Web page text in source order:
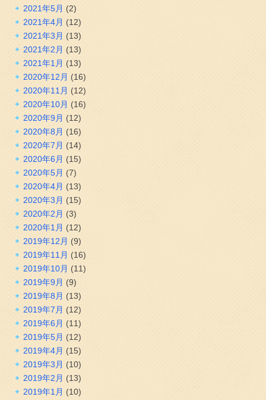
2021年5月 (2)
2021年4月 (12)
2021年3月 (13)
2021年2月 (13)
2021年1月 (13)
2020年12月 (16)
2020年11月 (12)
2020年10月 (16)
2020年9月 (12)
2020年8月 (16)
2020年7月 (14)
2020年6月 (15)
2020年5月 (7)
2020年4月 (13)
2020年3月 (15)
2020年2月 (3)
2020年1月 (12)
2019年12月 (9)
2019年11月 (16)
2019年10月 (11)
2019年9月 (9)
2019年8月 (13)
2019年7月 (12)
2019年6月 (11)
2019年5月 (12)
2019年4月 (15)
2019年3月 (10)
2019年2月 (13)
2019年1月 (10)